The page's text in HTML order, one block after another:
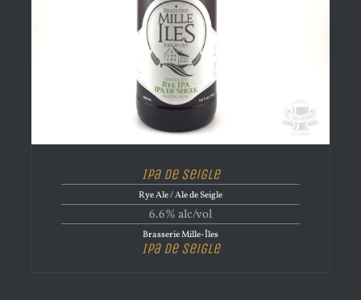
Ipa de Seigle
Rye Ale / Ale de Seigle
6.6% alc/vol
Brasserie Mille-Îles
Ipa de Seigle